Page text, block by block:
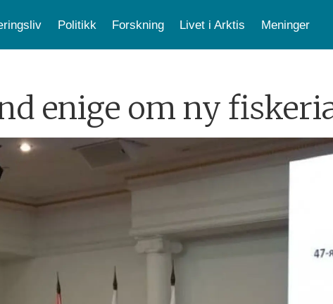
Politikk Forskning Livet i Arktis Meninger
enige om ny